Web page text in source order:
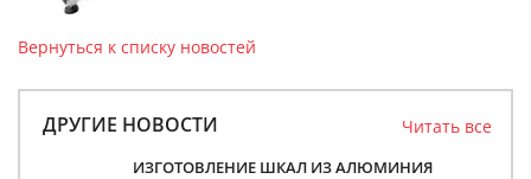
Вернуться к списку новостей
ДРУГИЕ НОВОСТИ Читать все
ИЗГОТОВЛЕНИЕ ШКАЛ ИЗ АЛЮМИНИЯ